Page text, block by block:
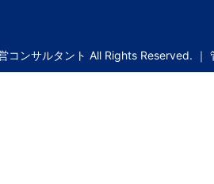
ンサルタント All Rights Reserved. ｜